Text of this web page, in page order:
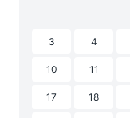
3 4
10 11
17 18